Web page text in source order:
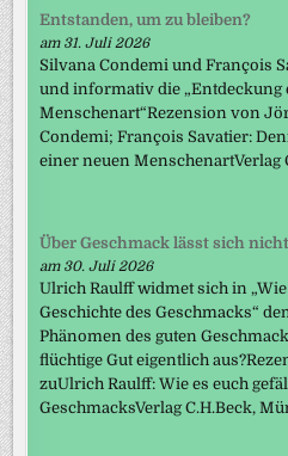
Entstanden, um zu bleiben?
am 31. Juli 2026
Silvana Condemi und François
und informativ die „Entdeckung
Menschenart“Rezension von
Condemi; François Savatier:
einer neuen MenschenartVerlag
Über Geschmack lässt sich
am 30. Juli 2026
Ulrich Raulff widmet sich in
Geschichte des Geschmacks“
Phänomen des guten
flüchtige Gut eigentlich
zuUlrich Raulff: Wie es euch
GeschmacksVerlag C.H.Beck,